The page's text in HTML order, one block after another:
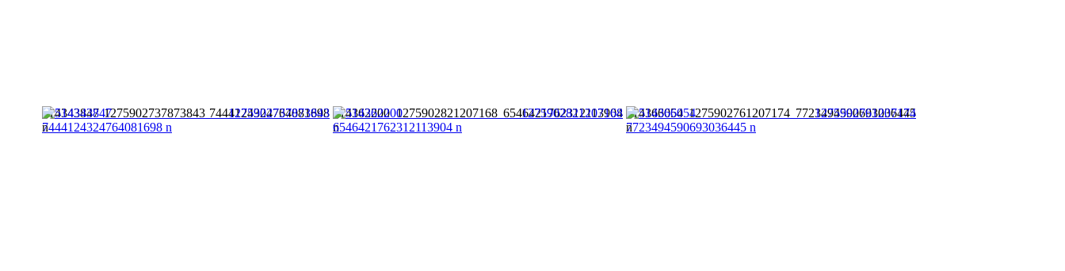
514343847 1275902737873843 7444124324764081698
n
514362200 1275902821207168 6546421762312113904
n
514366054 1275902761207174 7723494590693036445
n